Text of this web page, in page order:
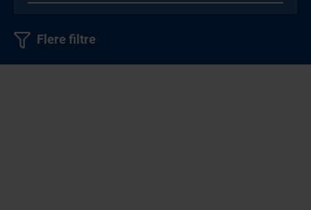
Flere filtre